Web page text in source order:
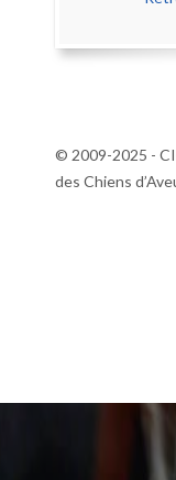
© 2009-2025 -
des Chiens